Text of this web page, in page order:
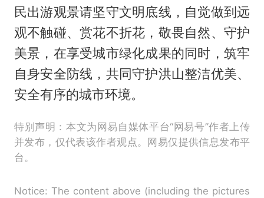
民出游观景请坚守文明底线，自觉做到远
观不触碰、赏花不折花，敬畏自然、守护
美景，在享受城市绿化成果的同时，筑牢
自身安全防线，共同守护洪山整洁优美、
安全有序的城市环境。
特别声明：本文为网易自媒体平台“网易号”作者上传
并发布，仅代表该作者观点。网易仅提供信息发布平
台。
Notice: The content above (including the pictures